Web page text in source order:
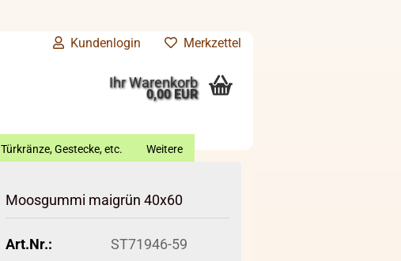
Kundenlogin Merkzettel
Ihr Warenkorb
0,00 EUR
Türkränze, Gestecke, etc. Weitere
Moosgummi maigrün 40x60
Art.Nr.:
ST71946-59